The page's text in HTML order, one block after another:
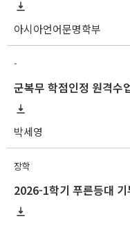
아시아언어문명학부
-
군복무 학점인정 원격수
박세영
장학